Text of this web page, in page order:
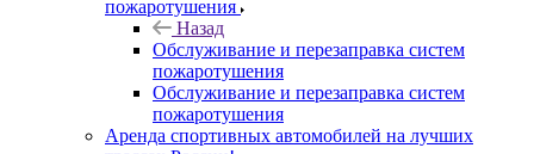
пожаротушения
Назад
Обслуживание и перезаправка систем
пожаротушения
Обслуживание и перезаправка систем
пожаротушения
Аренда спортивных автомобилей на лучших